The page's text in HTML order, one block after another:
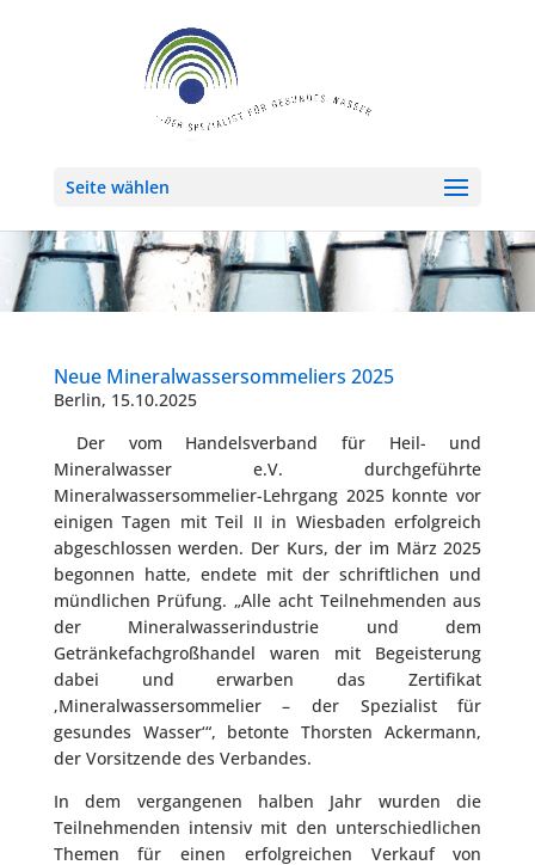
Seite wählen
Neue Mineralwassersommeliers 2025
Berlin, 15.10.2025
Der vom Handelsverband für Heil- und
Mineralwasser e.V. durchgeführte
Mineralwassersommelier-Lehrgang 2025 konnte vor
einigen Tagen mit Teil II in Wiesbaden erfolgreich
abgeschlossen werden. Der Kurs, der im März 2025
begonnen hatte, endete mit der schriftlichen und
mündlichen Prüfung. „Alle acht Teilnehmenden aus
der Mineralwasserindustrie und dem
Getränkefachgroßhandel waren mit Begeisterung
dabei und erwarben das Zertifikat
‚Mineralwassersommelier – der Spezialist für
gesundes Wasser‘“, betonte Thorsten Ackermann,
der Vorsitzende des Verbandes.
In dem vergangenen halben Jahr wurden die
Teilnehmenden intensiv mit den unterschiedlichen
Themen für einen erfolgreichen Verkauf von